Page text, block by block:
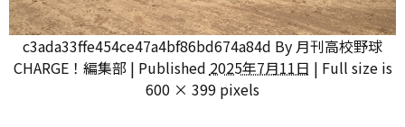
c3ada33ffe454ce47a4bf86bd674a84d By 月刊高校野球
CHARGE！編集部 | Published 2025年7月11日 | Full size is
600 × 399 pixels